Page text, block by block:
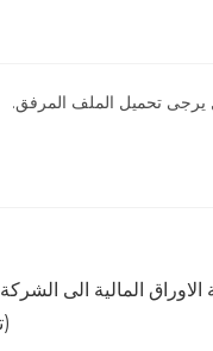
يرجى تحميل الملف المرفق.
المالية الى الشركة